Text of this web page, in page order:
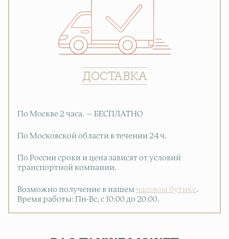
ДОСТАВКА
По Москве 2 часа. — БЕСПЛАТНО
По Московской области в течении 24 ч.
По России сроки и цена зависят от условий
транспортной компании.
Возможно получение в нашем часовом бутике.
Время работы: Пн-Вс, с 10:00 до 20:00.